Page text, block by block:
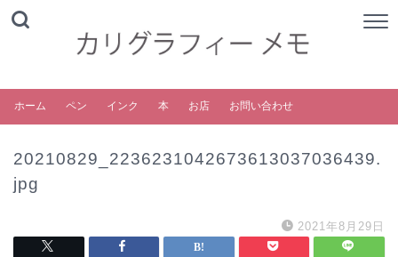
ホーム ペン インク 本 お店 お問い合わせ
20210829_2236231042673613037036439.
jpg
2021年8月29日